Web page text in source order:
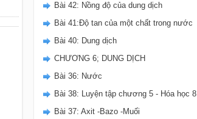
Bài 42: Nồng độ của dung dịch
Bài 41:Độ tan của một chất trong nước
Bài 40: Dung dịch
CHƯƠNG 6; DUNG DỊCH
Bài 36: Nước
Bài 38: Luyện tập chương 5 - Hóa học 8
Bài 37: Axit -Bazo -Muối